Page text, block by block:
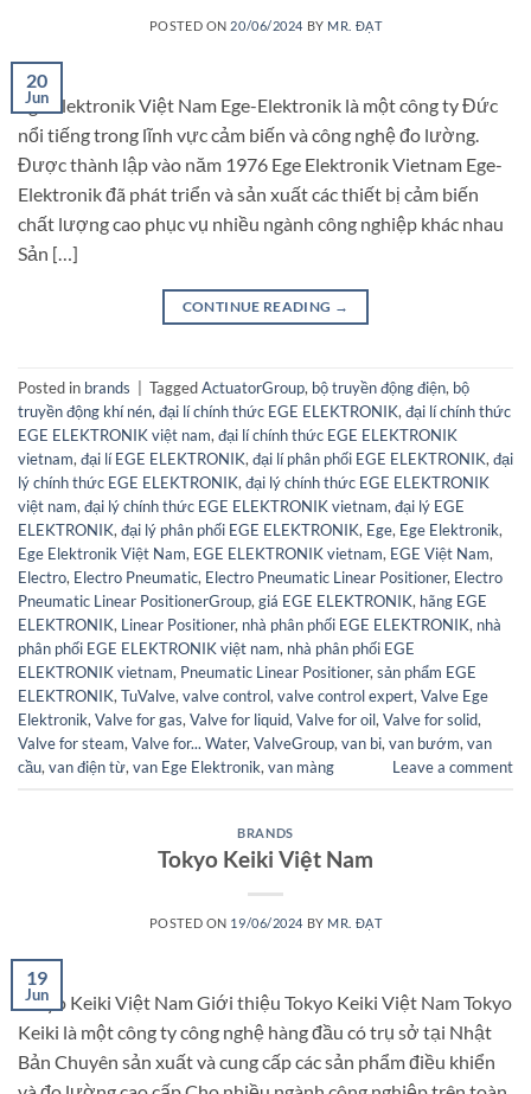
POSTED ON 20/06/2024 BY MR. ĐẠT
20
Jun
Ege Elektronik Việt Nam Ege-Elektronik là một công ty Đức
nổi tiếng trong lĩnh vực cảm biến và công nghệ đo lường.
Được thành lập vào năm 1976 Ege Elektronik Vietnam Ege-
Elektronik đã phát triển và sản xuất các thiết bị cảm biến
chất lượng cao phục vụ nhiều ngành công nghiệp khác nhau
Sản […]
CONTINUE READING →
Posted in brands TaggedActuatorGroup, bộ truyền động điện, bộ
truyền động khí nén, đại lí chính thức EGE ELEKTRONIK, đại lí chính thức
EGE ELEKTRONIK việt nam, đại lí chính thức EGE ELEKTRONIK
vietnam, đại lí EGE ELEKTRONIK, đại lí phân phối EGE ELEKTRONIK, đại
lý chính thức EGE ELEKTRONIK, đại lý chính thức EGE ELEKTRONIK
việt nam, đại lý chính thức EGE ELEKTRONIK vietnam, đại lý EGE
ELEKTRONIK, đại lý phân phối EGE ELEKTRONIK, Ege, Ege Elektronik,
Ege Elektronik Việt Nam, EGE ELEKTRONIK vietnam, EGE Việt Nam,
Electro, Electro Pneumatic, Electro Pneumatic Linear Positioner, Electro
Pneumatic Linear PositionerGroup, giá EGE ELEKTRONIK, hãng EGE
ELEKTRONIK, Linear Positioner, nhà phân phối EGE ELEKTRONIK, nhà
phân phối EGE ELEKTRONIK việt nam, nhà phân phối EGE
ELEKTRONIK vietnam, Pneumatic Linear Positioner, sản phẩm EGE
ELEKTRONIK, TuValve, valve control, valve control expert, Valve Ege
Elektronik, Valve for gas, Valve for liquid, Valve for oil, Valve for solid,
Valve for steam, Valve for... Water, ValveGroup, van bi, van bướm, van
cầu, van điện từ, van Ege Elektronik, van màng Leave a comment
BRANDS
Tokyo Keiki Việt Nam
POSTED ON 19/06/2024 BY MR. ĐẠT
19
Jun
Tokyo Keiki Việt Nam Giới thiệu Tokyo Keiki Việt Nam Tokyo
Keiki là một công ty công nghệ hàng đầu có trụ sở tại Nhật
Bản Chuyên sản xuất và cung cấp các sản phẩm điều khiển